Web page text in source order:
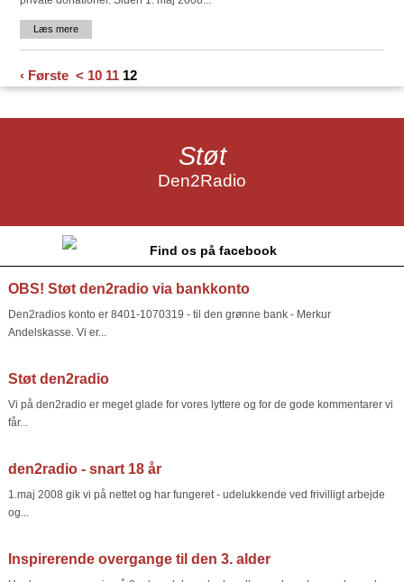
Læs mere
‹ Første < 10 11 12
Støt
Den2Radio
Find os på facebook
OBS! Støt den2radio via bankkonto
Den2radios konto er 8401-1070319 - til den grønne bank - Merkur
Andelskasse. Vi er...
Støt den2radio
Vi på den2radio er meget glade for vores lyttere og for de gode kommentarer vi
får...
den2radio - snart 18 år
1.maj 2008 gik vi på nettet og har fungeret - udelukkende ved frivilligt arbejde
og...
Inspirerende overgange til den 3. alder